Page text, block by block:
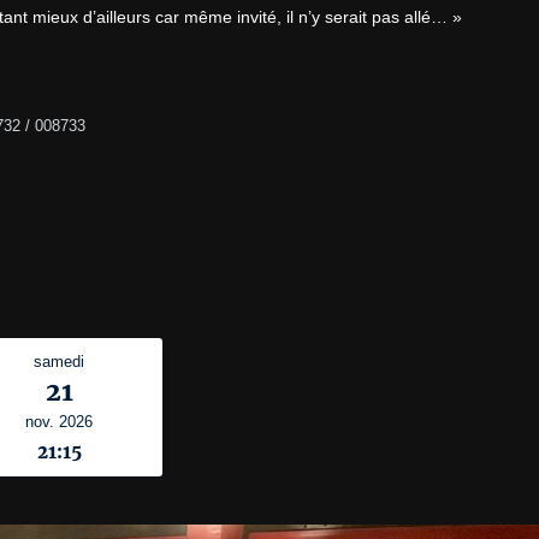
mieux d’ailleurs car même invité, il n’y serait pas allé… »
/ 008733
samedi
21
nov. 2026
21:15